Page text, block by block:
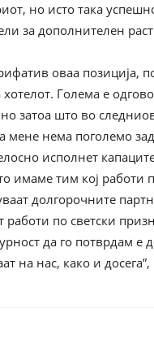
но исто така
за дополнителен
оваа позиција,
Голема е
затоа што во
нема поголемо
исполнет
имаме тим кој работи
долгорочните
работи по светски
да го потврдам е
на нас, како и досега”,